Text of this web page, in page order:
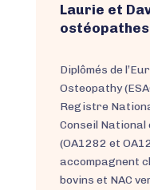
Laurie et
Diplômés de
Osteopathy
Registre
Conseil National
(OA1282 et
accompagnent
bovins et NAC